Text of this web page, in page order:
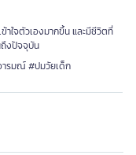
ใจตัวเองมากขึ้น และมีชีวิตที่
ถึงปัจจุบัน
รมณ์ #ปมวัยเด็ก